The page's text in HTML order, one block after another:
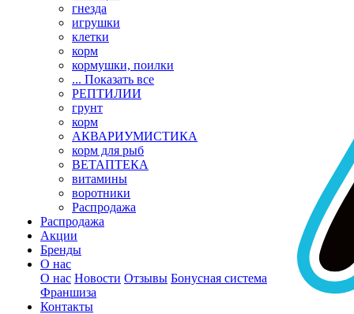
гнезда
игрушки
клетки
корм
кормушки, поилки
... Показать все
РЕПТИЛИИ
грунт
корм
АКВАРИУМИСТИКА
корм для рыб
ВЕТАПТЕКА
витамины
воротники
Распродажа
Распродажа
Акции
Бренды
О нас
О нас Новости Отзывы Бонусная система
Франшиза
Контакты